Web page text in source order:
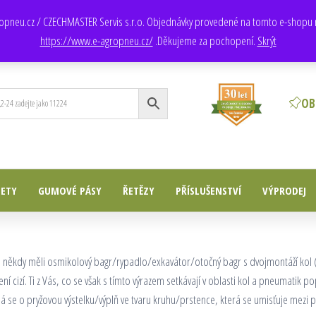
/ CZECHMASTER Servis s.r.o. Objednávky provedené na tomto e-
https://www.e-agropneu.cz/.Děkujeme za pochopení. Skrýt
GUMOVÉ PÁSY ŘETĚZY PŘÍSLUŠENSTVÍ VÝPRODEJ
měli osmikolový bagr/rypadlo/exkavátor/otočný bagr s dvojmontáží kol
cizí. Ti z Vás, co se však s tímto výrazem setkávají v oblasti kol a pneumatik
se o pryžovou výstelku/výplň ve tvaru kruhu/prstence, která se umisťuje mezi